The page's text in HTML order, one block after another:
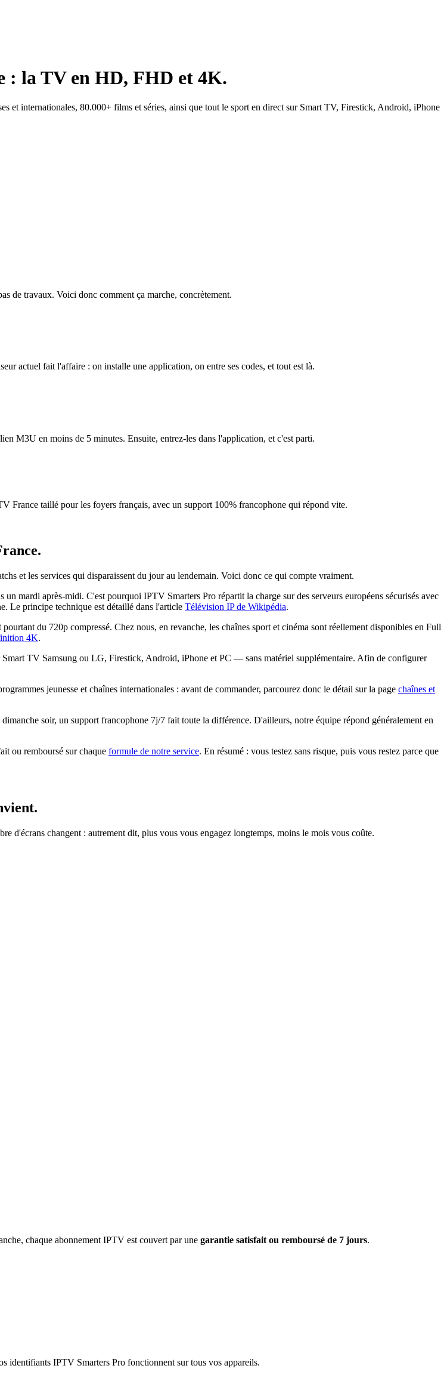
: la TV en HD, FHD et 4K.
et internationales, 80.000+ films et séries, ainsi que tout le sport en direct sur Smart TV, Firestick, Android, iPhone
de travaux. Voici donc comment ça marche, concrètement.
actuel fait l'affaire : on installe une application, on entre ses codes, et tout est là.
M3U en moins de 5 minutes. Ensuite, entrez-les dans l'application, et c'est parti.
France taillé pour les foyers français, avec un support 100% francophone qui répond vite.
et les services qui disparaissent du jour au lendemain. Voici donc ce qui compte vraiment.
mardi après-midi. C'est pourquoi IPTV Smarters Pro répartit la charge sur des serveurs européens sécurisés avec
Le principe technique est détaillé dans l'article Télévision IP de Wikipédia.
du 720p compressé. Chez nous, en revanche, les chaînes sport et cinéma sont réellement disponibles en Full
4K.
TV Samsung ou LG, Firestick, Android, iPhone et PC — sans matériel supplémentaire. Afin de configurer
jeunesse et chaînes internationales : avant de commander, parcourez donc le détail sur la page chaînes et
soir, un support francophone 7j/7 fait toute la différence. D'ailleurs, notre équipe répond généralement en
ou remboursé sur chaque formule de notre service. En résumé : vous testez sans risque, puis vous restez parce que
d'écrans changent : autrement dit, plus vous vous engagez longtemps, moins le mois vous coûte.
chaque abonnement IPTV est couvert par une garantie satisfait ou remboursé de 7 jours.
IPTV Smarters Pro fonctionnent sur tous vos appareils.